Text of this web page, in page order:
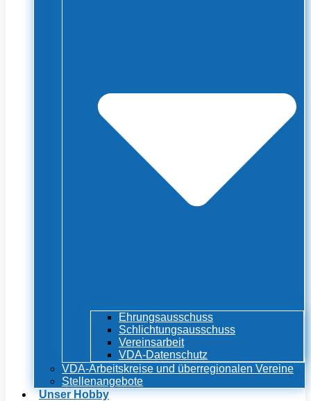
Ehrungsausschuss
Schlichtungsausschuss
Vereinsarbeit
VDA-Datenschutz
VDA-Arbeitskreise und überregionalen Vereine
Stellenangebote
Unser Hobby